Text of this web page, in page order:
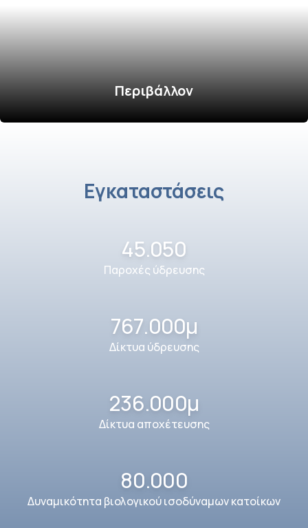
Περιβάλλον
Εγκαταστάσεις
45.050
Παροχές ύδρευσης
767.000μ
Δίκτυα ύδρευσης
236.000μ
Δίκτυα αποχέτευσης
80.000
Δυναμικότητα βιολογικού ισοδύναμων κατοίκων